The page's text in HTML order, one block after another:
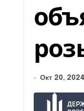
Окт 20, 2024